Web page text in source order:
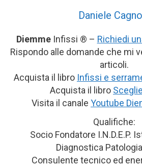
Daniele
Diemme Infissi ® – Richiedi
Rispondo alle domande che mi
articoli.
Acquista il libro Infissi e
Acquista il libro
Visita il canale Youtube
Qualifiche:
Socio Fondatore I.N.D.E.P.
Diagnostica
Consulente tecnico ed